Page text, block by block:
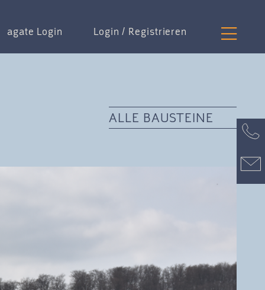
agate Login Login / Registrieren
ALLE BAUSTEINE